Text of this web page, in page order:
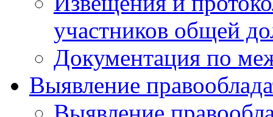
участников общей
Документация по
Выявление